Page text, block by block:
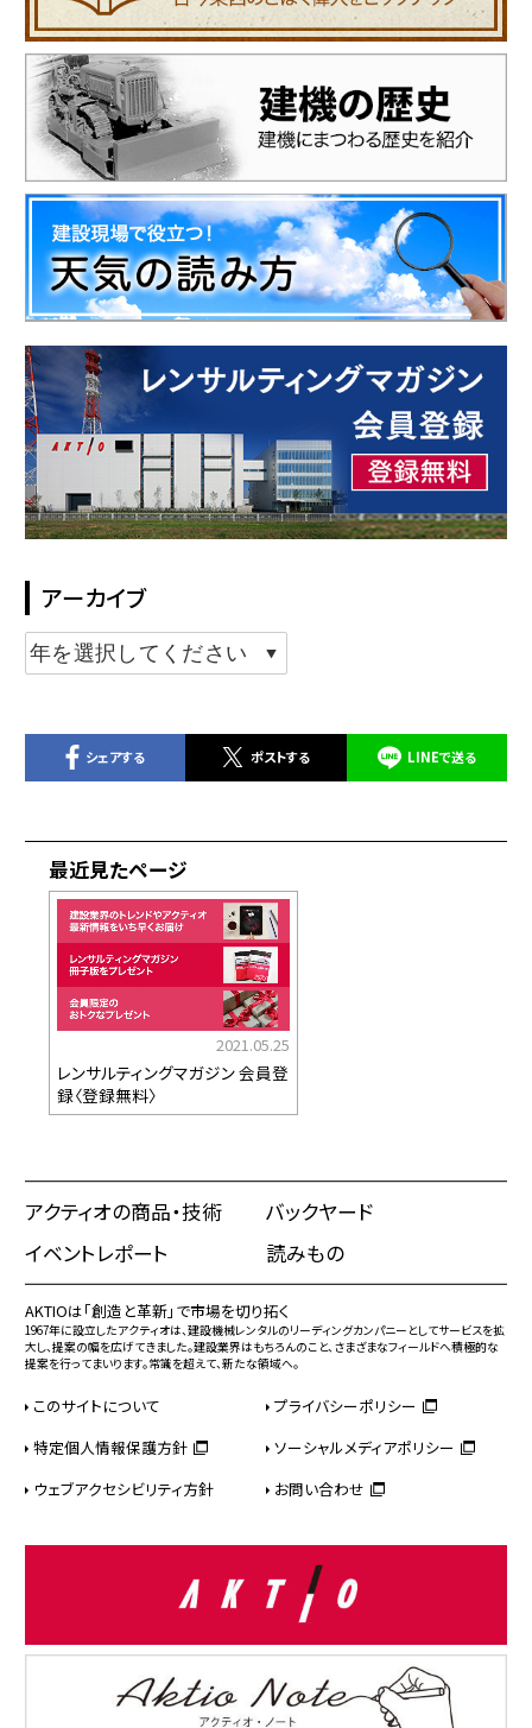
アーカイブ
シェアする ポストする LINEで送る
最近見たページ
2021.05.25
レンサルティングマガジン 会員登
録〈登録無料〉
アクティオの商品・技術
バックヤード
イベントレポート
読みもの
AKTIOは「創造と革新」で市場を切り拓く
1967年に設立したアクティオは、建設機械レンタルのリーディングカンパニーとしてサービスを拡
大し、提案の幅を広げてきました。建設業界はもちろんのこと、さまざまなフィールドへ積極的な
提案を行ってまいります。常識を超えて、新たな領域へ。
このサイトについて
プライバシーポリシー
特定個人情報保護方針
ソーシャルメディアポリシー
ウェブアクセシビリティ方針
お問い合わせ